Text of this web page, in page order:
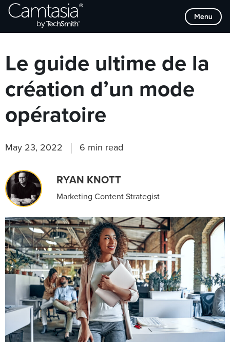
Passer
directement
Menu
Browse Categories
Le guide ultime de la
création d’un mode
opératoire
May 23, 2022 6 min read
RYAN KNOTT
Marketing Content Strategist